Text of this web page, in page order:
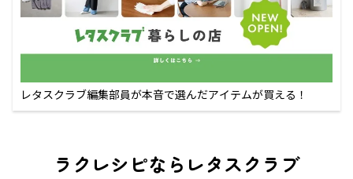
レタスクラブ編集部員が本音で選んだアイテムが買える！
ラクレシピならレタスクラブ